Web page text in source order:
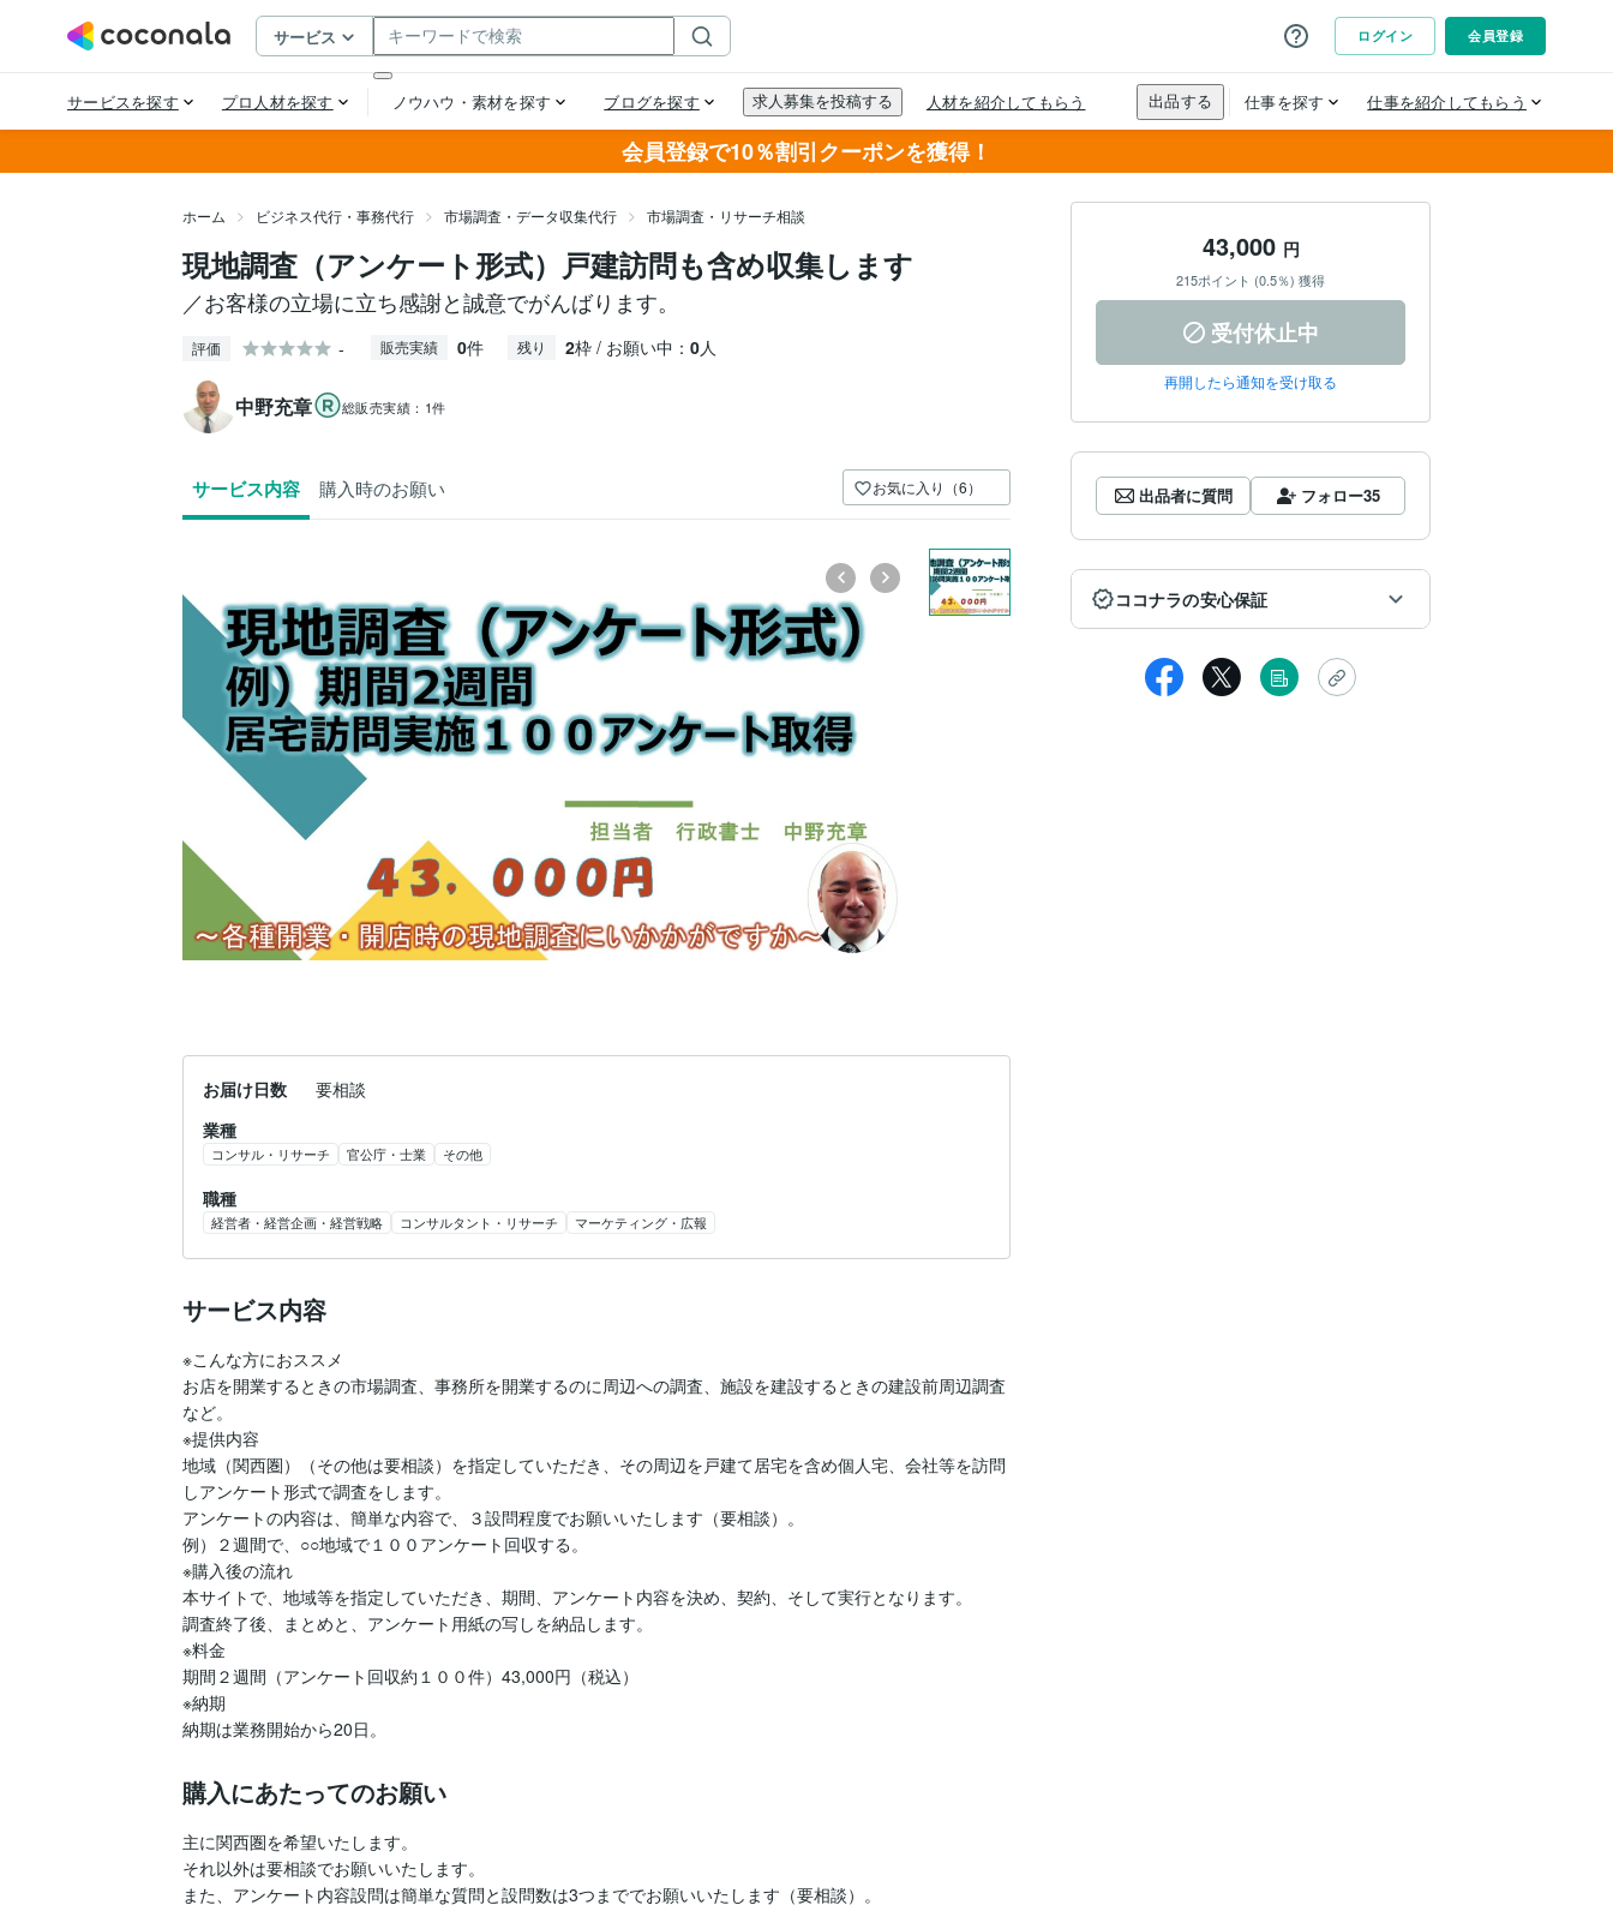
会員登録で10％割引クーポンを獲得！
ホーム ビジネス代行・事務代行 市場調査・データ収集代行 市場調査・リサーチ相談
現地調査（アンケート形式）戸建訪問も含め収集します
／お客様の立場に立ち感謝と誠意でがんばります。
評価 - 販売実績 0件 残り 2枠 / お願い中： 0人
中野充章 総販売実績： 1件
サービス内容 購入時のお願い お気に入り（6）
お届け日数
要相談
業種
コンサル・リサーチ 官公庁・士業 その他
職種
経営者・経営企画・経営戦略 コンサルタント・リサーチ マーケティング・広報
サービス内容
※こんな方におススメ
お店を開業するときの市場調査、事務所を開業するのに周辺への調査、施設を建設するときの建設前周辺調査
など。
※提供内容
地域（関西圏）（その他は要相談）を指定していただき、その周辺を戸建て居宅を含め個人宅、会社等を訪問
しアンケート形式で調査をします。
アンケートの内容は、簡単な内容で、３設問程度でお願いいたします（要相談）。
例）２週間で、○○地域で１００アンケート回収する。
※購入後の流れ
本サイトで、地域等を指定していただき、期間、アンケート内容を決め、契約、そして実行となります。
調査終了後、まとめと、アンケート用紙の写しを納品します。
※料金
期間２週間（アンケート回収約１００件）43,000円（税込）
※納期
納期は業務開始から20日。
購入にあたってのお願い
主に関西圏を希望いたします。
それ以外は要相談でお願いいたします。
また、アンケート内容設問は簡単な質問と設問数は3つまででお願いいたします（要相談）。
43,000 円
215ポイント (0.5％) 獲得
受付休止中
再開したら通知を受け取る
出品者に質問 フォロー35
ココナラの安心保証